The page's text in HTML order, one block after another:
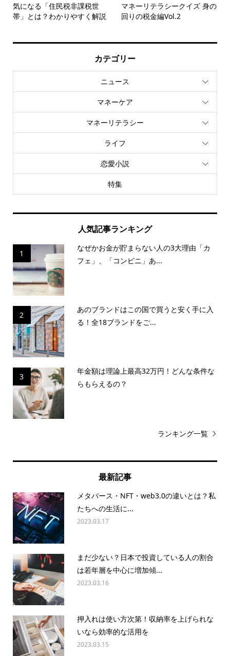
気になる「住民税非課税世
帯」とは？わかりやすく解説
マネーリテラシークイズ 身の
回りの税金編Vol.2
カテゴリー
ニュース
マネーケア
マネーリテラシー
ライフ
恋愛小説
特集
人気記事ランキング
1
なぜかお金が貯まらない人の3大理由「カ
フェ」、「コンビニ」あ...
2
あのブランドはこの国で買うと安く手に入
る！全18ブランドをご...
3
年金額は理論上最高32万円！どんな条件な
らもらえるの？
ランキング一覧
最新記事
メタバース・NFT・web3.0の違いとは？私
たちへの生活に...
2023.03.17
まだ少ない？日本で投資している人の割合
は若年層を中心に増加傾...
2023.03.16
押入れは使い方次第！収納率を上げられな
いなら効率的な活用を
2023.03.15